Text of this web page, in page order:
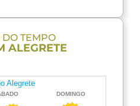
TEMPO
ALEGRETE